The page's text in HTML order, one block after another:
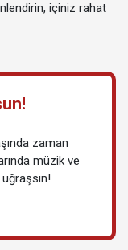
içiniz rahat
zaman
müzik ve